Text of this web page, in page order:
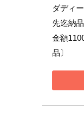
ダディ
先迄納
金額
品〕